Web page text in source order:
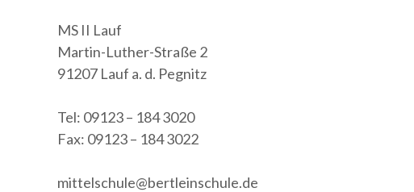
MS II Lauf
Martin-Luther-Straße 2
91207 Lauf a. d. Pegnitz
Tel: 09123 – 184 3020
Fax: 09123 – 184 3022
mittelschule@bertleinschule.de